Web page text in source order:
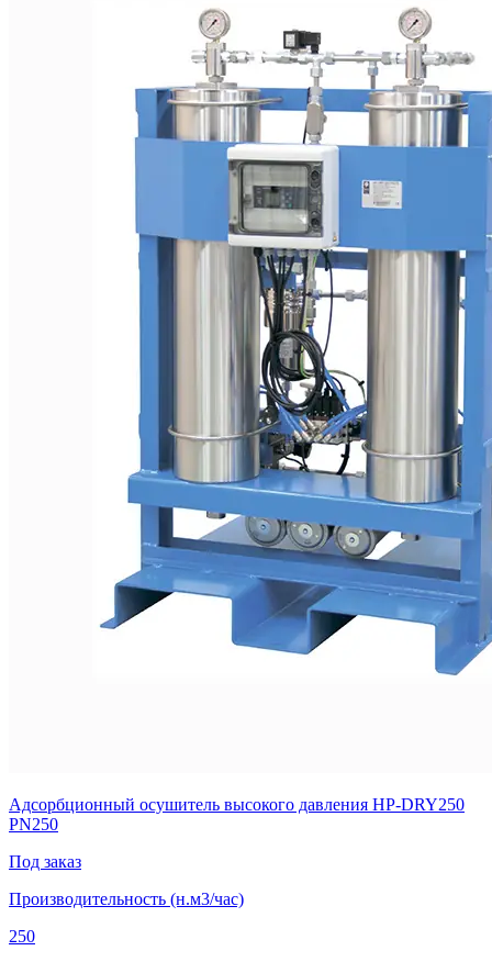
Адсорбционный осушитель высокого давления HP-DRY250
PN250
Под заказ
Производительность (н.м3/час)
250